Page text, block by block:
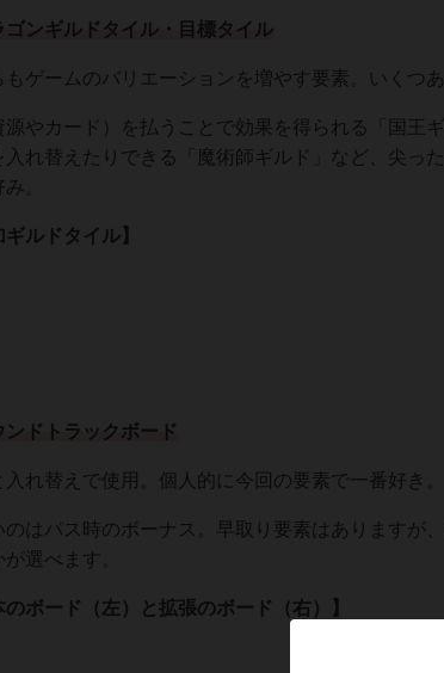
ンギルドタイル・目標タイル
もゲームのバリエーションを増やす要素。いくつ
源やカード）を払うことで効果を得られる「国王
入れ替えたりできる「魔術師ギルド」など、尖っ
。
ギルドタイル】
ドトラックボード
入れ替えで使用。個人的に今回の要素で一番好き。
のはパス時のボーナス。早取り要素はありますが
選べます。
のボード（左） と拡張のボード（右）】